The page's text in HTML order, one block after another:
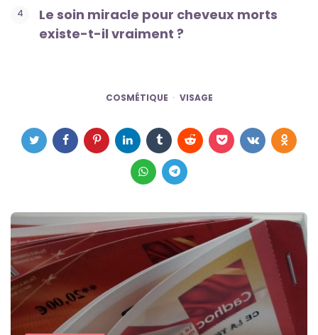
Le soin miracle pour cheveux morts
existe-t-il vraiment ?
COSMÉTIQUE VISAGE
Post
navigation